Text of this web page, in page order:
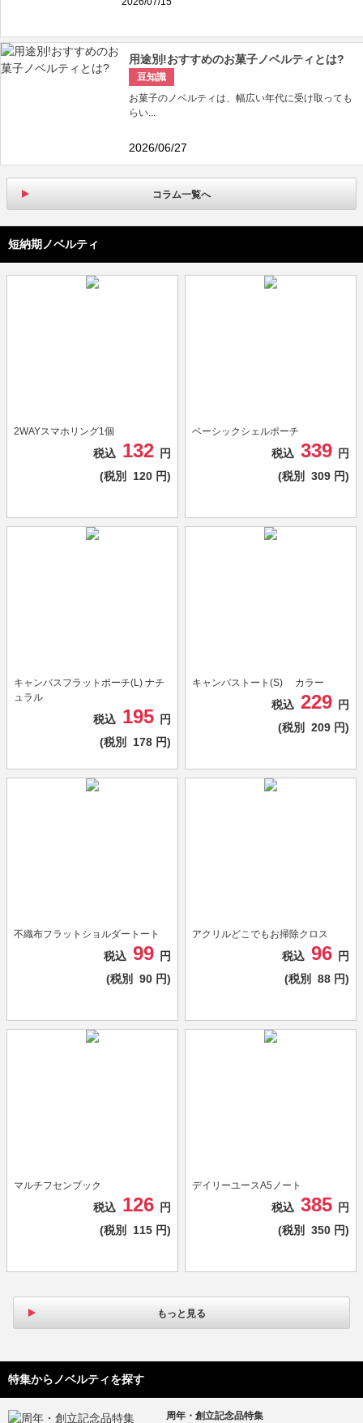
用途別!おすすめのお菓子ノベルティとは?
豆知識
お菓子のノベルティは、幅広い年代に受け取っても
らい...
2026/06/27
コラム一覧へ
短納期ノベルティ
2WAYスマホリング1個
税込 132
円
(税別
120 円)
ベーシックシェルポーチ
税込 339
円
(税別
309 円)
キャンバスフラットポーチ(L) ナチ
ュラル
税込 195
円
(税別
178 円)
キャンバストート(S) カラー
税込 229
円
(税別
209 円)
不織布フラットショルダートート
税込 99
円
(税別
90 円)
アクリルどこでもお掃除クロス
税込 96
円
(税別
88 円)
マルチフセンブック
税込 126
円
(税別
115 円)
デイリーユースA5ノート
税込 385
円
(税別
350 円)
もっと見る
特集からノベルティを探す
周年・創立記念品特集